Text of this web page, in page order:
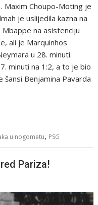
Maxim Choupo-Moting je
je uslijedila kazna na
na asistenciju
ali je Marquinhos
u 28. minuti.
minuti na 1:2, a to je bio
Benjamina Pavarda
u nogometu, PSG
Pariza!